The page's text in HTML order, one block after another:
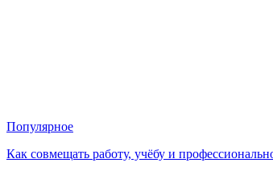
Популярное
Как совмещать работу, учёбу и